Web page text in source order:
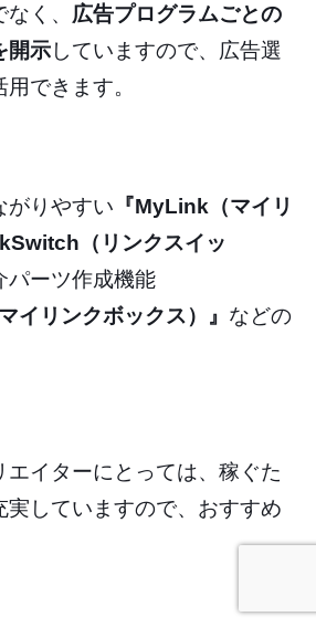
く、 広告プログラムごとの
開示していますので、広告選
できます。
がりやすい 『MyLink（マイリ
（リンクスイッ
パーツ作成機能
イリンクボックス）』 などの
エイターにとっては、稼ぐた
実していますので、おすすめ